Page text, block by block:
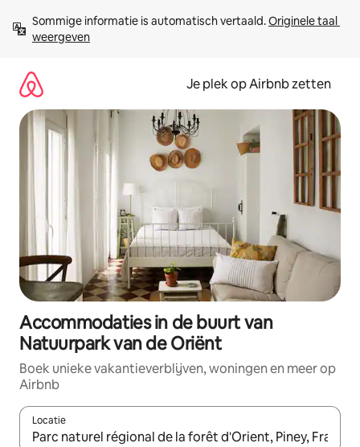
direct
naar
Sommige informatie is automatisch vertaald. Originele taal
weergeven
Je plek op Airbnb zetten
Accommodaties in de buurt van
Natuurpark van de Oriënt
Boek unieke vakantieverblijven, woningen en meer op
Airbnb
Locatie
Wanneer er resultaten beschikbaar zijn, maak je een keuze